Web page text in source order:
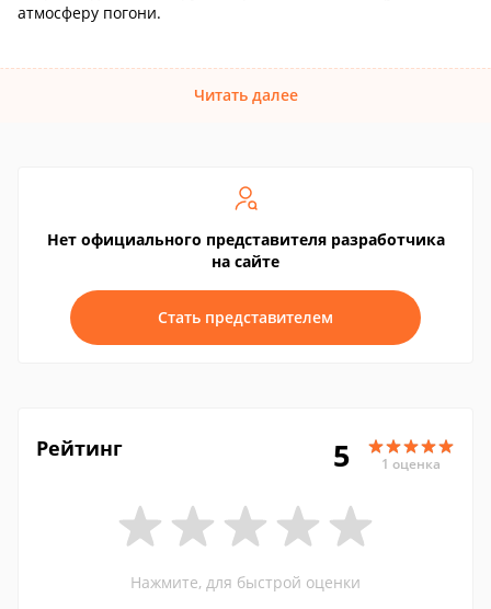
атмосферу погони.
Читать далее
Нет официального представителя разработчика
на сайте
Стать представителем
Рейтинг 5 1 оценка
Нажмите, для быстрой оценки